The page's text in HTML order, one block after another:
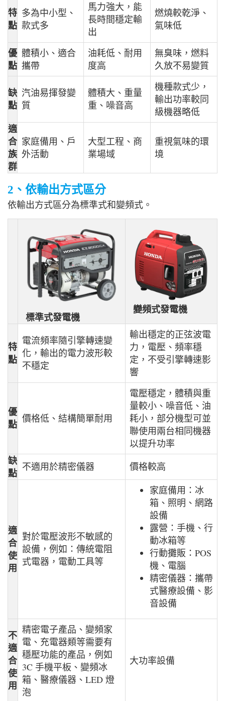
特
點
多為中小型、
款式多
馬力強大，能
長時間穩定輸
出
燃燒較乾淨、
氣味低
優
點
體積小、適合
攜帶
油耗低、耐用
度高
無臭味，燃料
久放不易變質
缺
點
汽油易揮發變
質
體積大、重量
重、噪音高
機種款式少，
輸出功率較同
級機器略低
適
合
族
群
家庭備用、戶
外活動
大型工程、商
業場域
重視氣味的環
境
2、依輸出方式區分
依輸出方式區分為標準式和變頻式。
標準式發電機
變頻式發電機
特
點
電流頻率隨引擎轉速變
化，輸出的電力波形較
不穩定
輸出穩定的正弦波電
力，電壓、頻率穩
定，不受引擎轉速影
響
優
點 價格低、結構簡單耐用
電壓穩定，體積與重
量較小、噪音低、油
耗小，部分機型可並
聯使用兩台相同機器
以提升功率
缺
點 不適用於精密儀器 價格較高
適
合
使
用
對於電壓波形不敏感的
設備，例如：傳統電阻
式電器，電動工具等
家庭備用：冰
箱、照明、網路
設備
露營：手機、行
動冰箱等
行動攤販：POS
機、電腦
精密儀器：攜帶
式醫療設備、影
音設備
不
適
合
使
用
精密電子產品、變頻家
電、充電器類等需要有
穩壓功能的產品，例如
3C 手機平板、變頻冰
箱、醫療儀器、LED 燈
泡
大功率設備